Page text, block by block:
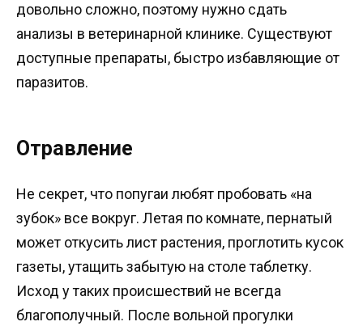
довольно сложно, поэтому нужно сдать
анализы в ветеринарной клинике. Существуют
доступные препараты, быстро избавляющие от
паразитов.
Отравление
Не секрет, что попугаи любят пробовать «на
зубок» все вокруг. Летая по комнате, пернатый
может откусить лист растения, проглотить кусок
газеты, утащить забытую на столе таблетку.
Исход у таких происшествий не всегда
благополучный. После вольной прогулки